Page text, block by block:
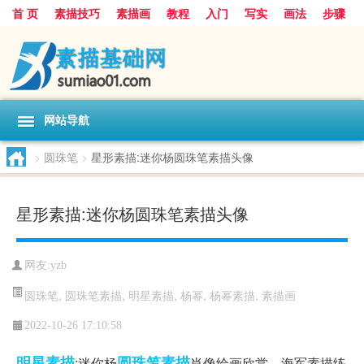
首 页 素描技巧 素描画 教程 入门 写实 画法
步骤
基础
超写实
网站导航
> 圆珠笔 > 星形素描:迷你杨圆珠笔素描头像
星形素描:迷你杨圆珠笔素描头像
网友:yzb
圆珠笔, 圆珠笔素描, 明星素描, 杨幂, 杨幂素描, 素描画
2022-10-26 17:10:58